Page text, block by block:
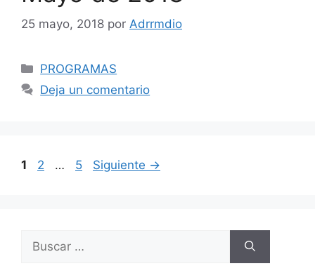
25 mayo, 2018 por Adrrmdio
Categorías
PROGRAMAS
Deja un comentario
Navegación
Página
1 Página
2 … Página
5 Siguiente →
Buscar: